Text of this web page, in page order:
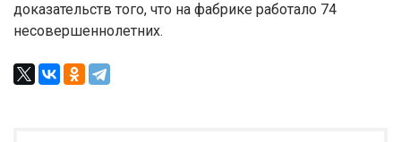
доказательств того, что на фабрике работало 74
несовершеннолетних.